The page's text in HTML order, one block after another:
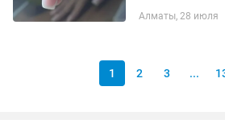
аккуратно и с
Алматы, 28 июля
1 2 3 ...